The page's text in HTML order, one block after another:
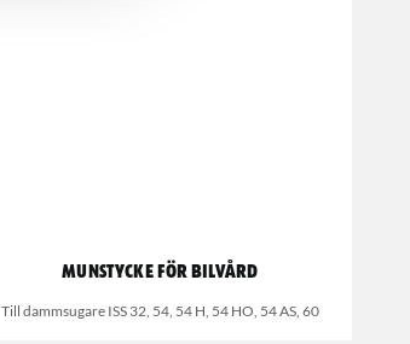
Munstycke för bilvård
Till dammsugare ISS 32, 54, 54 H, 54 HO, 54 AS, 60